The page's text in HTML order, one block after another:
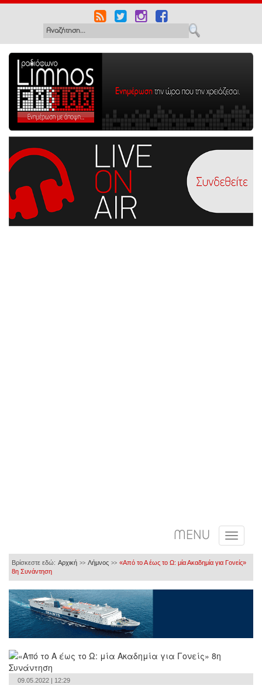
MENU
Βρίσκεστε εδώ: Αρχική >> Λήμνος >> «Από το Α έως το Ω: μία Ακαδημία για Γονείς»
8η Συνάντηση
09.05.2022 | 12:29